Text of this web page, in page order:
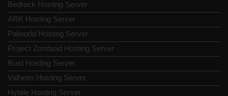
Bedrock Hosting Server
ARK Hosting Server
Palworld Hosting Server
Project Zomboid Hosting Server
Rust Hosting Server
Valheim Hosting Server
Hytale Hosting Server